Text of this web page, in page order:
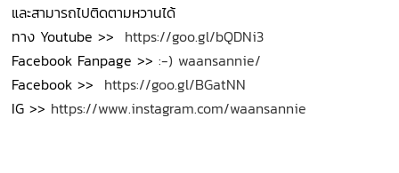
และสามารถไปติดตามหวานได้
ทาง Youtube >> https://goo.gl/bQDNi3
Facebook Fanpage >>:-) waansannie/
Facebook >> https://goo.gl/BGatNN
IG >> https://www.instagram.com/waansannie